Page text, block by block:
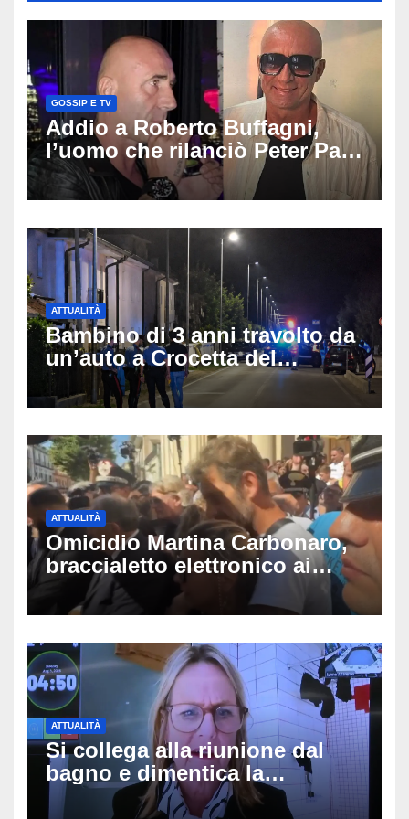
GOSSIP E TV
Addio a Roberto Buffagni,
l’uomo che rilanciò Peter Pan
e Villa delle Rose: aveva 59
anni
ATTUALITÀ
Bambino di 3 anni travolto da
un’auto a Crocetta del
Montello: è gravissimo,
trasportato in elicottero a
ATTUALITÀ
Omicidio Martina Carbonaro,
braccialetto elettronico ai
genitori della 14enne: non
potranno avvicinarsi alla
ATTUALITÀ
Si collega alla riunione dal
bagno e dimentica la
telecamera accesa: tutti